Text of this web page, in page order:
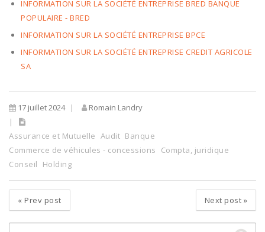
INFORMATION SUR LA SOCIÉTÉ ENTREPRISE BRED BANQUE
POPULAIRE - BRED
INFORMATION SUR LA SOCIÉTÉ ENTREPRISE BPCE
INFORMATION SUR LA SOCIÉTÉ ENTREPRISE CREDIT AGRICOLE
SA
17 juillet 2024 Romain Landry
Assurance et Mutuelle Audit Banque
Commerce de véhicules - concessions
Compta, juridique
Conseil
Holding
« Prev post Next post »